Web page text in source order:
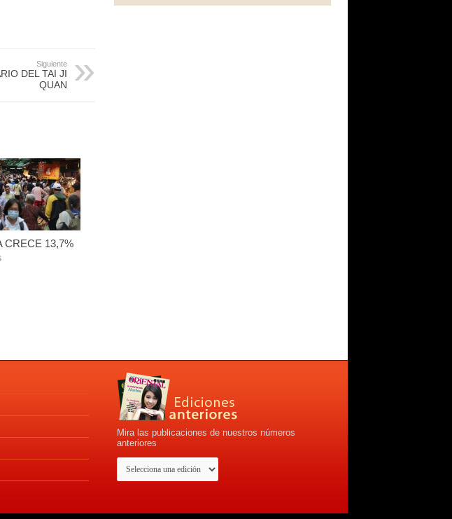
Siguiente
DEL TAI JI
QUAN
CRECE 13,7%
Mira las publicaciones de nuestros números
anteriores